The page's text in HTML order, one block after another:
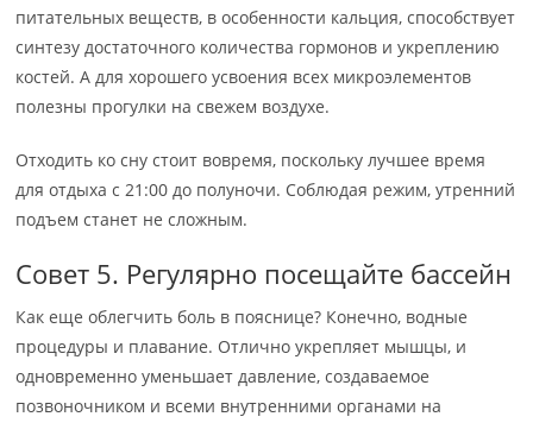
питательных веществ, в особенности кальция, способствует
синтезу достаточного количества гормонов и укреплению
костей. А для хорошего усвоения всех микроэлементов
полезны прогулки на свежем воздухе.
Отходить ко сну стоит вовремя, поскольку лучшее время
для отдыха с 21:00 до полуночи. Соблюдая режим, утренний
подъем станет не сложным.
Совет 5. Регулярно посещайте бассейн
Как еще облегчить боль в пояснице? Конечно, водные
процедуры и плавание. Отлично укрепляет мышцы, и
одновременно уменьшает давление, создаваемое
позвоночником и всеми внутренними органами на